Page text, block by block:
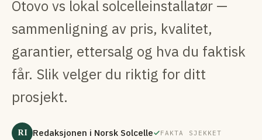
Otovo vs lokal solcelleinstallatør —
sammenligning av pris, kvalitet,
garantier, ettersalg og hva du faktisk
får. Slik velger du riktig for ditt
prosjekt.
RI Redaksjonen i Norsk Solcelle
FAKTA SJEKKET